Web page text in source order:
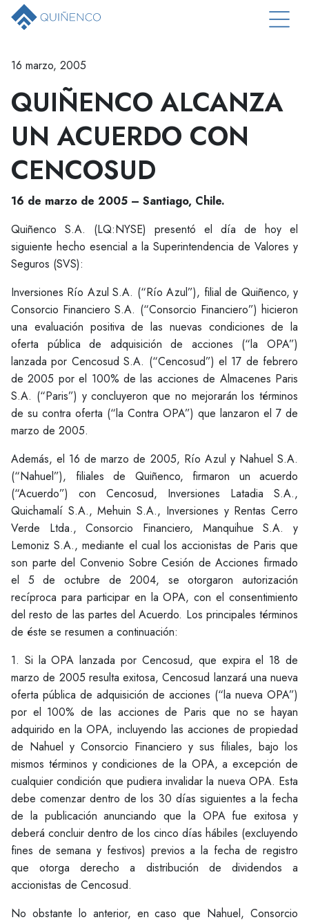
16 marzo, 2005
QUIÑENCO ALCANZA
UN ACUERDO CON
CENCOSUD
16 de marzo de 2005 – Santiago, Chile.
Quiñenco S.A. (LQ:NYSE) presentó el día de hoy el
siguiente hecho esencial a la Superintendencia de Valores y
Seguros (SVS):
Inversiones Río Azul S.A. (“Río Azul”), filial de Quiñenco, y
Consorcio Financiero S.A. (“Consorcio Financiero”) hicieron
una evaluación positiva de las nuevas condiciones de la
oferta pública de adquisición de acciones (“la OPA”)
lanzada por Cencosud S.A. (“Cencosud”) el 17 de febrero
de 2005 por el 100% de las acciones de Almacenes Paris
S.A. (“Paris”) y concluyeron que no mejorarán los términos
de su contra oferta (“la Contra OPA”) que lanzaron el 7 de
marzo de 2005.
Además, el 16 de marzo de 2005, Río Azul y Nahuel S.A.
(“Nahuel”), filiales de Quiñenco, firmaron un acuerdo
(“Acuerdo”) con Cencosud, Inversiones Latadia S.A.,
Quichamalí S.A., Mehuin S.A., Inversiones y Rentas Cerro
Verde Ltda., Consorcio Financiero, Manquihue S.A. y
Lemoniz S.A., mediante el cual los accionistas de Paris que
son parte del Convenio Sobre Cesión de Acciones firmado
el 5 de octubre de 2004, se otorgaron autorización
recíproca para participar en la OPA, con el consentimiento
del resto de las partes del Acuerdo. Los principales términos
de éste se resumen a continuación:
1. Si la OPA lanzada por Cencosud, que expira el 18 de
marzo de 2005 resulta exitosa, Cencosud lanzará una nueva
oferta pública de adquisición de acciones (“la nueva OPA”)
por el 100% de las acciones de Paris que no se hayan
adquirido en la OPA, incluyendo las acciones de propiedad
de Nahuel y Consorcio Financiero y sus filiales, bajo los
mismos términos y condiciones de la OPA, a excepción de
cualquier condición que pudiera invalidar la nueva OPA. Esta
debe comenzar dentro de los 30 días siguientes a la fecha
de la publicación anunciando que la OPA fue exitosa y
deberá concluir dentro de los cinco días hábiles (excluyendo
fines de semana y festivos) previos a la fecha de registro
que otorga derecho a distribución de dividendos a
accionistas de Cencosud.
No obstante lo anterior, en caso que Nahuel, Consorcio